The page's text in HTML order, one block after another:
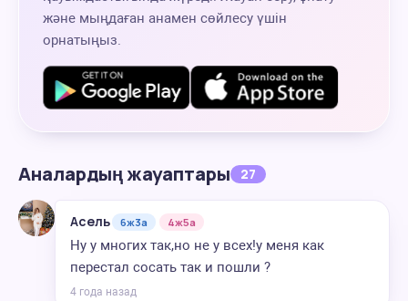
және мыңдаған анамен сөйлесу үшін
орнатыңыз.
Аналардың жауаптары 27
Асель 6ж3а 4ж5а
Ну у многих так,но не у всех!у меня как
перестал сосать так и пошли ?
4 года назад